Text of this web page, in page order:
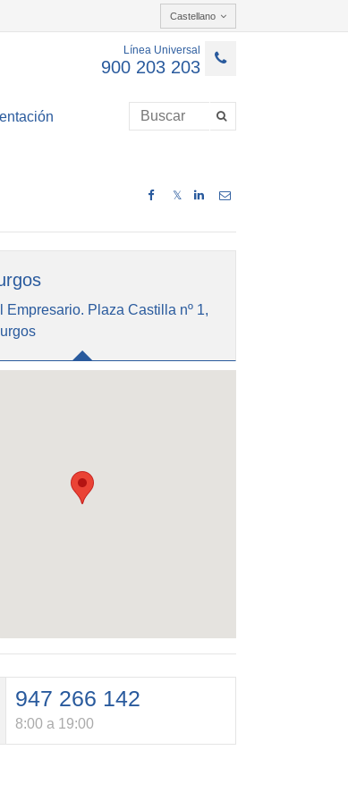
Castellano
Línea Universal
900 203 203
𝕏
Empresario. Plaza Castilla nº 1,
947 266 142
8:00 a 19:00